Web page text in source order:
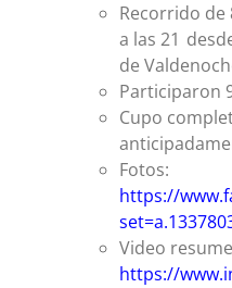
Recorrido de
a las 21
de
Participaron
Cupo
Fotos:
https://
Video
https://